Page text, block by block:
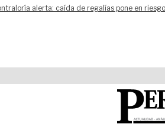
alerta: caída de regalías pone en